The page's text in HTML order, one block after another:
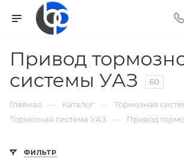
Привод
системы УАЗ
60
Главная — Каталог — Тормозная
Тормозная система УАЗ — Привод
ФИЛЬТР